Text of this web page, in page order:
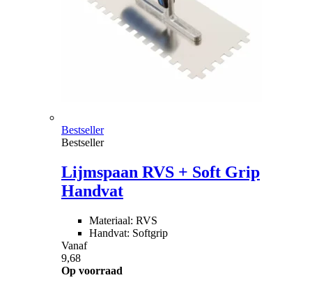
Bestseller
Bestseller
Lijmspaan RVS + Soft Grip
Handvat
Materiaal: RVS
Handvat: Softgrip
Vanaf
9,68
Op voorraad